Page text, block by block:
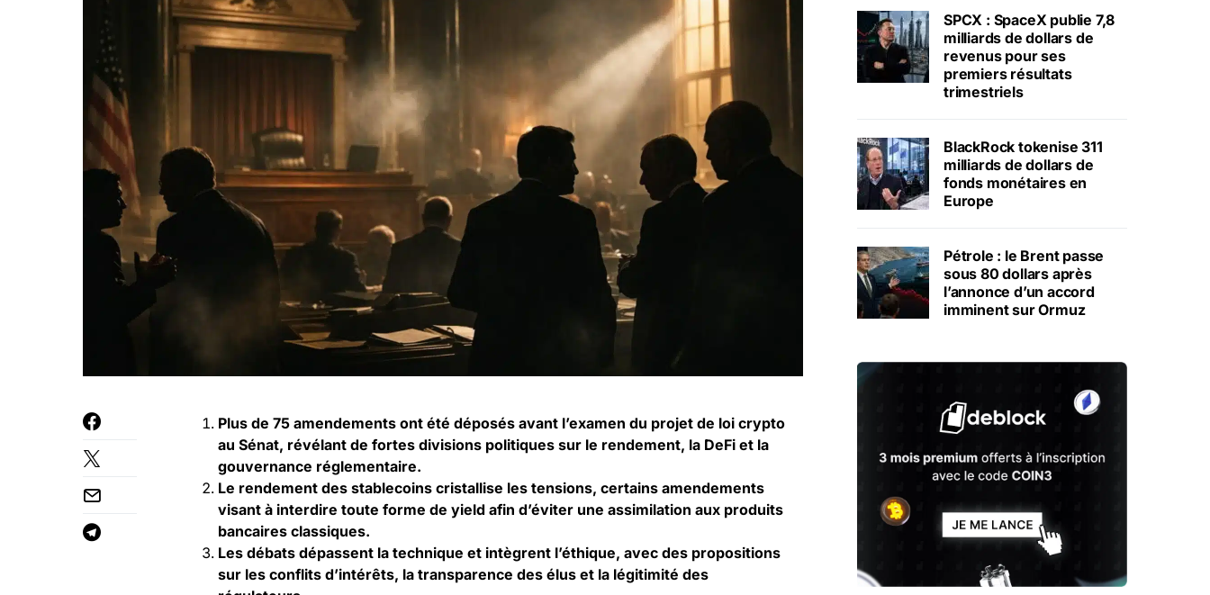
Plus de 75 amendements ont été déposés avant l’examen du projet de loi crypto
au Sénat, révélant de fortes divisions politiques sur le rendement, la DeFi et la
gouvernance réglementaire.
Le rendement des stablecoins cristallise les tensions, certains amendements
visant à interdire toute forme de yield afin d’éviter une assimilation aux produits
bancaires classiques.
Les débats dépassent la technique et intègrent l’éthique, avec des propositions
sur les conflits d’intérêts, la transparence des élus et la légitimité des
SPCX : SpaceX publie 7,8
milliards de dollars de
revenus pour ses
premiers résultats
trimestriels
BlackRock tokenise 311
milliards de dollars de
fonds monétaires en
Europe
Pétrole : le Brent passe
sous 80 dollars après
l’annonce d’un accord
imminent sur Ormuz